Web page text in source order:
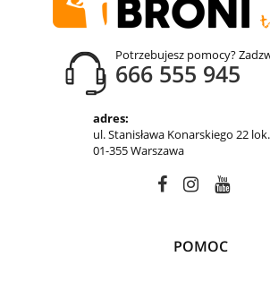
Potrzebujesz pomocy?
666 555 945
adres:
ul. Stanisława Konarskiego 22
01-355 Warszawa
POMOC